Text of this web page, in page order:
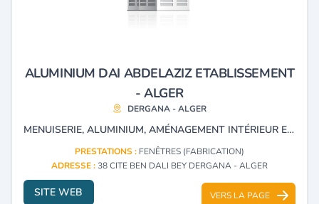
ALUMINIUM DAI ABDELAZIZ ETABLISSEMENT
- ALGER
DERGANA - ALGER
MENUISERIE, ALUMINIUM, AMÉNAGEMENT INTÉRIEUR ET EXTÉRIEUR.
PRESTATIONS : FENÊTRES (FABRICATION)
ADRESSE :38 CITE BEN DALI BEY DERGANA - ALGER
SITE WEB VERS LA PAGE